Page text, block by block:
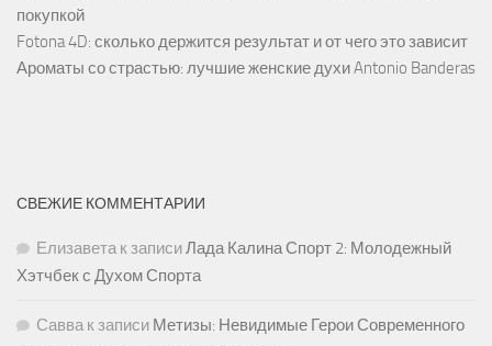
покупкой
Fotona 4D: сколько держится результат и от чего это зависит
Ароматы со страстью: лучшие женские духи Antonio Banderas
СВЕЖИЕ КОММЕНТАРИИ
Елизаветак записиЛада Калина Спорт 2: Молодежный
Хэтчбек с Духом Спорта
Саввак записи Метизы: Невидимые Герои Современного